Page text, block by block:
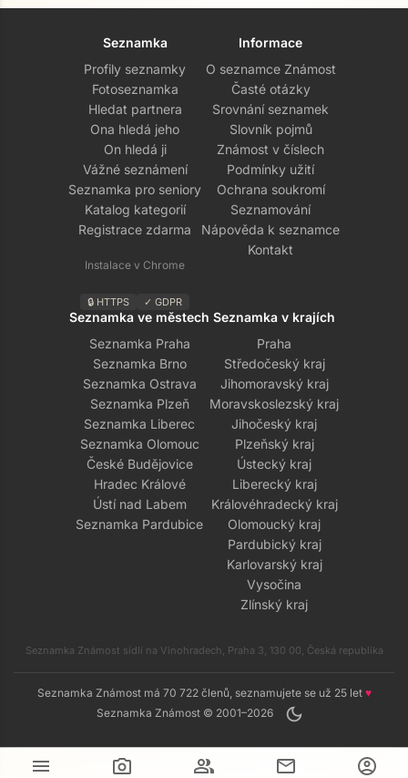
Přejít na hlavní obsah
menu camera_alt group mail account_circle
Seznamka
Profily seznamky
Fotoseznamka
Hledat partnera
Ona hledá jeho
On hledá ji
Vážné seznámení
Seznamka pro seniory
Katalog kategorií
Registrace zdarma
Instalace v Chrome
🔒 HTTPS ✓ GDPR
Informace
O seznamce Známost
Časté otázky
Srovnání seznamek
Slovník pojmů
Známost v číslech
Podmínky užití
Ochrana soukromí
Seznamování
Nápověda k seznamce
Kontakt
Seznamka ve městech
Seznamka Praha
Seznamka Brno
Seznamka Ostrava
Seznamka Plzeň
Seznamka Liberec
Seznamka Olomouc
České Budějovice
Hradec Králové
Ústí nad Labem
Seznamka Pardubice
Seznamka v krajích
Praha
Středočeský kraj
Jihomoravský kraj
Moravskoslezský kraj
Jihočeský kraj
Plzeňský kraj
Ústecký kraj
Liberecký kraj
Královéhradecký kraj
Olomoucký kraj
Pardubický kraj
Karlovarský kraj
Vysočina
Zlínský kraj
Seznamka Známost sídlí na Vinohradech, Praha 3, 130 00, Česká republika
Seznamka Známost má 70 722 členů, seznamujete se už 25 let ♥
Seznamka Známost © 2001–2026
dark_mode